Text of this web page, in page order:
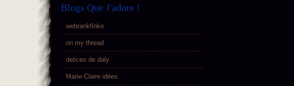
Blogs Que J'adore !
webrankfinko
on my thread
delices de daly
Marie-Claire idées